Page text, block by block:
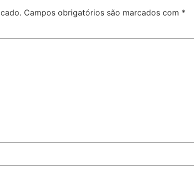
Campos obrigatórios são marcados com *